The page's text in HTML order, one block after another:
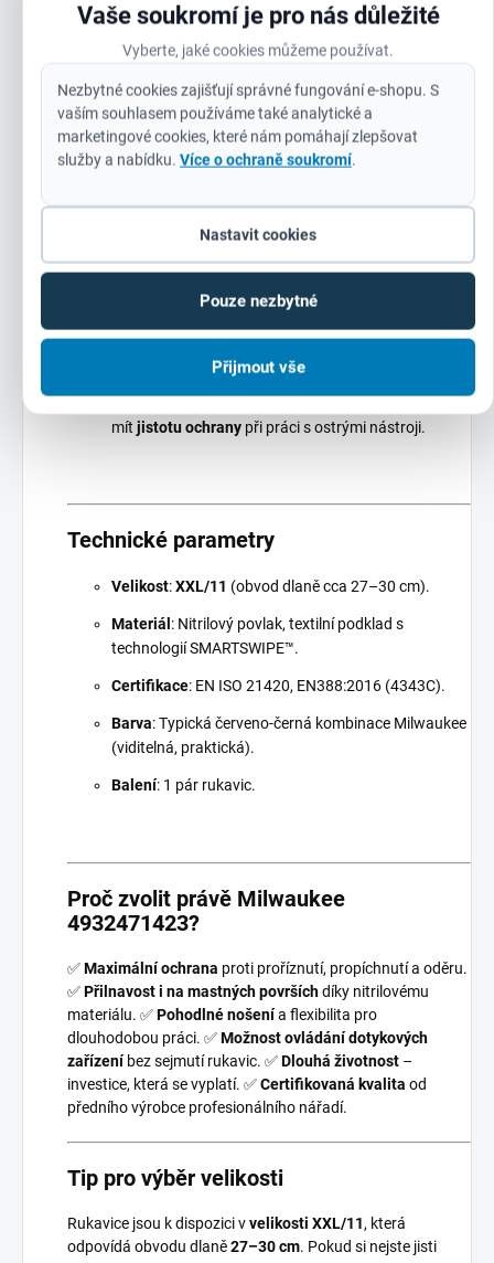
Vaše soukromí je pro nás důležité
Vyberte, jaké cookies můžeme používat.
Nezbytné cookies zajišťují správné fungování e-shopu. S
vaším souhlasem používáme také analytické a
marketingové cookies, které nám pomáhají zlepšovat
služby a nabídku. Více o ochraně soukromí.
Nastavit cookies
Pouze nezbytné
Přijmout vše
Pro koho jsou rukavice určeny?
Elektrikáři– při odizolování kabelů a manipulaci s
Zámečníci a svářeči– při manipulaci s plechem,
kovovými součástkami nebo ostrými předměty.
Průmysloví pracovníci– při montážních pracích,
manipulaci s materiálem nebo údržbě strojů.
Kutilové a domácí kutilství– pro všechny, kteří chtějí
mít jistotu ochrany při práci s ostrými nástroji.
Technické parametry
Velikost:XXL/11 (obvod dlaně cca 27–30 cm).
Materiál : Nitrilový povlak, textilní podklad s
technologií SMARTSWIPE™.
Certifikace: EN ISO 21420, EN388:2016 (4343C).
Barva: Typická červeno-černá kombinace Milwaukee
(viditelná, praktická).
Balení: 1 pár rukavic.
Proč zvolit právě Milwaukee
4932471423?
✅Maximální ochrana proti proříznutí, propíchnutí a oděru.
✅Přilnavost i na mastných površíchdíky nitrilovému
materiálu. ✅Pohodlné nošenía flexibilita pro
dlouhodobou práci. ✅Možnost ovládání dotykových
zařízeníbez sejmutí rukavic. ✅Dlouhá životnost –
investice, která se vyplatí. ✅Certifikovaná kvalita od
předního výrobce profesionálního nářadí.
Tip pro výběr velikosti
Rukavice jsou k dispozici vvelikosti XXL/11, která
odpovídá obvodu dlaně27–30 cm. Pokud si nejste jisti